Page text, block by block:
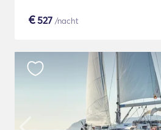
€527 /nacht